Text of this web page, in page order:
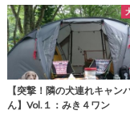
【突撃！隣の犬連れキャン
ん】Vol.１：みき４ワン